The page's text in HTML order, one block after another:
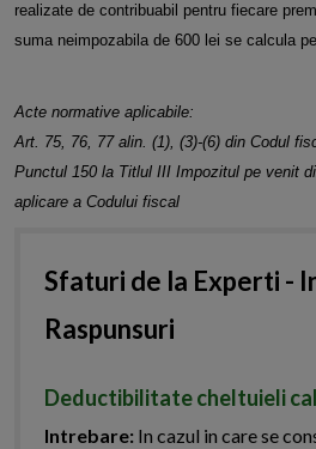
realizate de contribuabil pentru fiecare
suma neimpozabila de 600 lei se calcula
Acte normative aplicabile:
Art. 75, 76, 77 alin. (1), (3)-(6) din Codul
Punctul 150 la Titlul III Impozitul pe venit
aplicare a Codului fiscal
Sfaturi de la Experti -
Raspunsuri
Deductibilitate cheltuieli
Intrebare: In cazul in care se